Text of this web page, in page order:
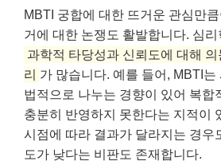
MBTI 궁합에 대한 뜨거운 관심만
거에 대한 논쟁도 활발합니다. 심리
과학적 타당성과 신뢰도에 대해
리 가 많습니다. 예를 들어, MBTI는
법적으로 나누는 경향이 있어 복합
충분히 반영하지 못한다는 지적이
시점에 따라 결과가 달라지는 경우
도가 낮다는 비판도 존재합니다.